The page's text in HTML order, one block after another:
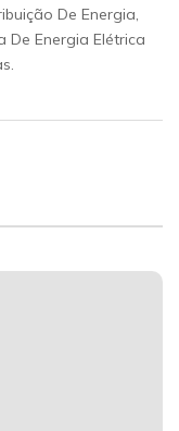
De Energia,
De Energia Elétrica